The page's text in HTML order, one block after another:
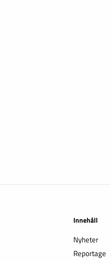
Innehåll
Nyheter
Reportage